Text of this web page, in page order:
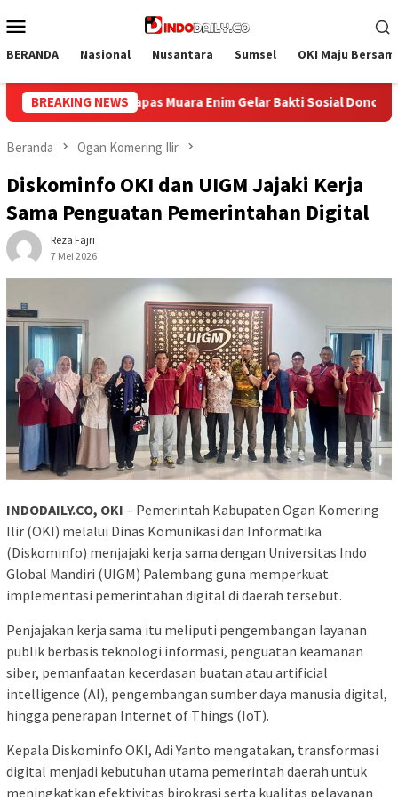
ke
Mobile
BERANDA Nasional Nusantara Sumsel OKI Maju
BREAKING NEWS
Donor Darah dalam Rangka Memperingati HUT ke-81 Republik
Beranda Ogan Komering Ilir
Diskominfo OKI dan UIGM Jajaki Kerja
Sama Penguatan Pemerintahan Digital
Reza Fajri
7 Mei 2026
INDODAILY.CO, OKI – Pemerintah Kabupaten Ogan Komering
Ilir (OKI) melalui Dinas Komunikasi dan Informatika
(Diskominfo) menjajaki kerja sama dengan Universitas Indo
Global Mandiri (UIGM) Palembang guna memperkuat
implementasi pemerintahan digital di daerah tersebut.
Penjajakan kerja sama itu meliputi pengembangan layanan
publik berbasis teknologi informasi, penguatan keamanan
siber, pemanfaatan kecerdasan buatan atau artificial
intelligence (AI), pengembangan sumber daya manusia digital,
hingga penerapan Internet of Things (IoT).
Kepala Diskominfo OKI, Adi Yanto mengatakan, transformasi
digital menjadi kebutuhan utama pemerintah daerah untuk
meningkatkan efektivitas birokrasi serta kualitas pelayanan